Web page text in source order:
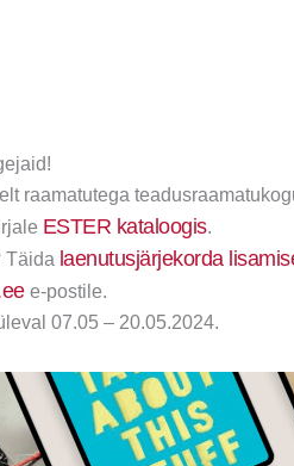
raamatutega
ESTER kataloogis.
Täida laenutusjärjekorda
e-postile.
07.05 – 20.05.2024.